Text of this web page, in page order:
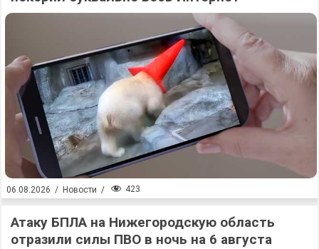
06.08.2026 / Новости / 423
Атаку БПЛА на Нижегородскую область
отразили силы ПВО в ночь на 6 августа